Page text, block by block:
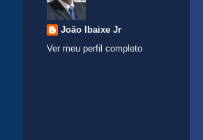
João Ibaixe Jr
Ver meu perfil completo